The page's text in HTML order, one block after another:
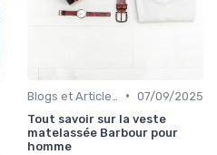
• 07/09/2025
Tout savoir sur la veste
matelassée Barbour pour
homme